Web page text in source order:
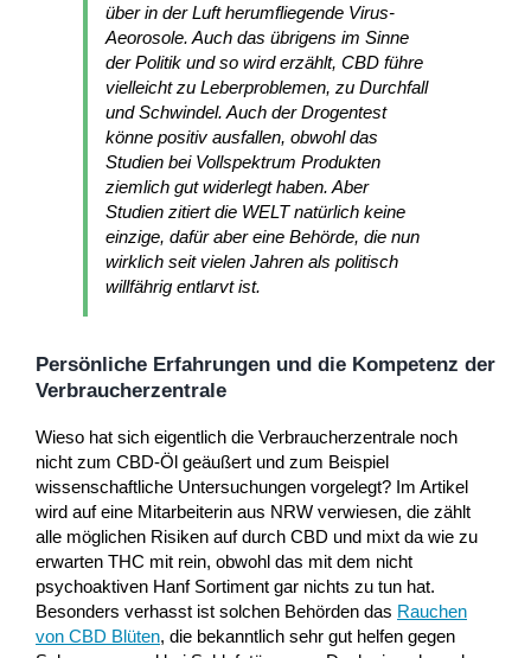
über in der Luft herumfliegende Virus-
Aeorosole. Auch das übrigens im Sinne
der Politik und so wird erzählt, CBD führe
vielleicht zu Leberproblemen, zu Durchfall
und Schwindel. Auch der Drogentest
könne positiv ausfallen, obwohl das
Studien bei Vollspektrum Produkten
ziemlich gut widerlegt haben. Aber
Studien zitiert die WELT natürlich keine
einzige, dafür aber eine Behörde, die nun
wirklich seit vielen Jahren als politisch
willfährig entlarvt ist.
Persönliche Erfahrungen und die Kompetenz der
Verbraucherzentrale
Wieso hat sich eigentlich die Verbraucherzentrale noch
nicht zum CBD-Öl geäußert und zum Beispiel
wissenschaftliche Untersuchungen vorgelegt? Im Artikel
wird auf eine Mitarbeiterin aus NRW verwiesen, die zählt
alle möglichen Risiken auf durch CBD und mixt da wie zu
erwarten THC mit rein, obwohl das mit dem nicht
psychoaktiven Hanf Sortiment gar nichts zu tun hat.
Besonders verhasst ist solchen Behörden das Rauchen
von CBD Blüten, die bekanntlich sehr gut helfen gegen